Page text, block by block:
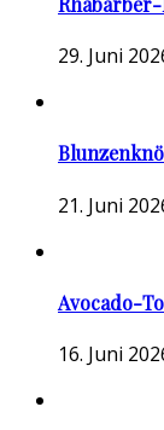
29. Juni
21. Juni
Avocado-
16. Juni